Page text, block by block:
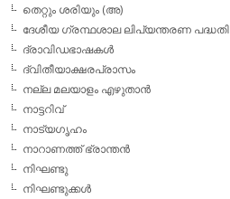
തെറ്റും ശരിയും (അ)
ദേശീയ ഗ്രന്ഥശാല ലിപ്യന്തരണ പദ്ധതി
ദ്രാവിഡഭാഷകള്‍
ദ്വിതീയാക്ഷരപ്രാസം
നല്ല മലയാളം എഴുതാന്‍
നാട്ടറിവ്
നാട്യഗൃഹം
നാറാണത്ത് ഭ്രാന്തന്‍
നിഘണ്ടു
നിഘണ്ടുക്കള്‍